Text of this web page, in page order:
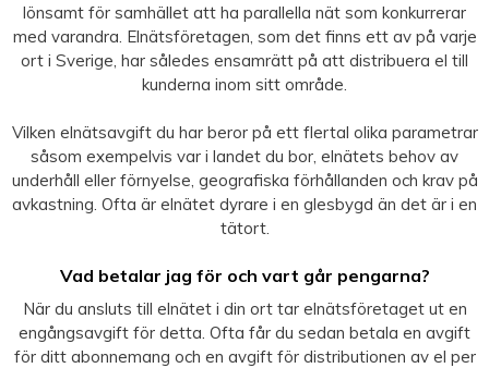
lönsamt för samhället att ha parallella nät som konkurrerar
med varandra. Elnätsföretagen, som det finns ett av på varje
ort i Sverige, har således ensamrätt på att distribuera el till
kunderna inom sitt område.
Vilken elnätsavgift du har beror på ett flertal olika parametrar
såsom exempelvis var i landet du bor, elnätets behov av
underhåll eller förnyelse, geografiska förhållanden och krav på
avkastning. Ofta är elnätet dyrare i en glesbygd än det är i en
tätort.
Vad betalar jag för och vart går pengarna?
När du ansluts till elnätet i din ort tar elnätsföretaget ut en
engångsavgift för detta. Ofta får du sedan betala en avgift
för ditt abonnemang och en avgift för distributionen av el per